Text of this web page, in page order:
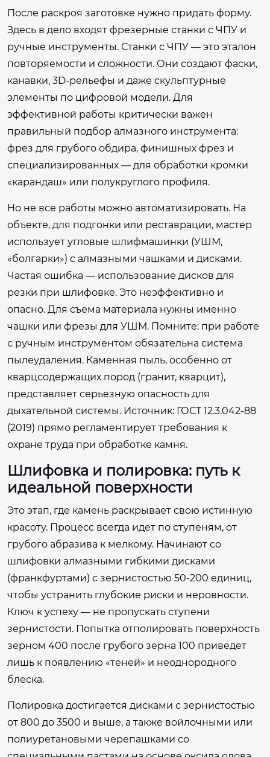
После раскроя заготовке нужно придать форму.
Здесь в дело входят фрезерные станки с ЧПУ и
ручные инструменты. Станки с ЧПУ — это эталон
повторяемости и сложности. Они создают фаски,
канавки, 3D-рельефы и даже скульптурные
элементы по цифровой модели. Для
эффективной работы критически важен
правильный подбор алмазного инструмента:
фрез для грубого обдира, финишных фрез и
специализированных — для обработки кромки
«карандаш» или полукруглого профиля.
Но не все работы можно автоматизировать. На
объекте, для подгонки или реставрации, мастер
использует угловые шлифмашинки (УШМ,
«болгарки») с алмазными чашками и дисками.
Частая ошибка — использование дисков для
резки при шлифовке. Это неэффективно и
опасно. Для съема материала нужны именно
чашки или фрезы для УШМ. Помните: при работе
с ручным инструментом обязательна система
пылеудаления. Каменная пыль, особенно от
кварцсодержащих пород (гранит, кварцит),
представляет серьезную опасность для
дыхательной системы. Источник: ГОСТ 12.3.042-88
(2019) прямо регламентирует требования к
охране труда при обработке камня.
Шлифовка и полировка: путь к
идеальной поверхности
Это этап, где камень раскрывает свою истинную
красоту. Процесс всегда идет по ступеням, от
грубого абразива к мелкому. Начинают со
шлифовки алмазными гибкими дисками
(франкфуртами) с зернистостью 50-200 единиц,
чтобы устранить глубокие риски и неровности.
Ключ к успеху — не пропускать ступени
зернистости. Попытка отполировать поверхность
зерном 400 после грубого зерна 100 приведет
лишь к появлению «теней» и неоднородного
блеска.
Полировка достигается дисками с зернистостью
от 800 до 3500 и выше, а также войлочными или
полиуретановыми черепашками со